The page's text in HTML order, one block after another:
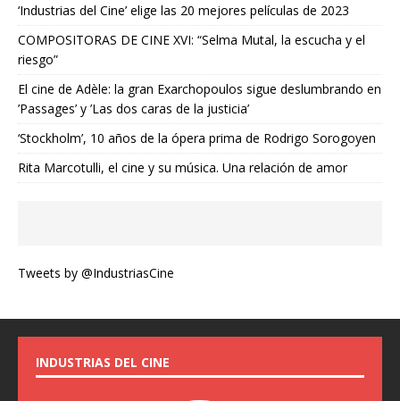
‘Industrias del Cine’ elige las 20 mejores películas de 2023
COMPOSITORAS DE CINE XVI: “Selma Mutal, la escucha y el
riesgo”
El cine de Adèle: la gran Exarchopoulos sigue deslumbrando en
’Passages’ y ’Las dos caras de la justicia’
‘Stockholm’, 10 años de la ópera prima de Rodrigo Sorogoyen
Rita Marcotulli, el cine y su música. Una relación de amor
Tweets by @IndustriasCine
INDUSTRIAS DEL CINE